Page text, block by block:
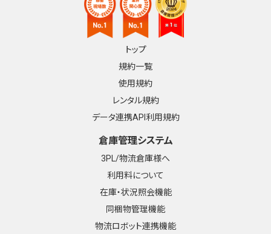
トップ
規約一覧
使用規約
レンタル規約
データ連携API利用規約
倉庫管理システム
3PL/物流倉庫様へ
利用料について
在庫・状況照会機能
同梱物管理機能
物流ロボット連携機能